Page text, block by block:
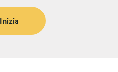
Inizia